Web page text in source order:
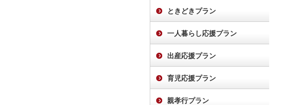
ときどきプラン
一人暮らし応援プラン
出産応援プラン
育児応援プラン
親孝行プラン